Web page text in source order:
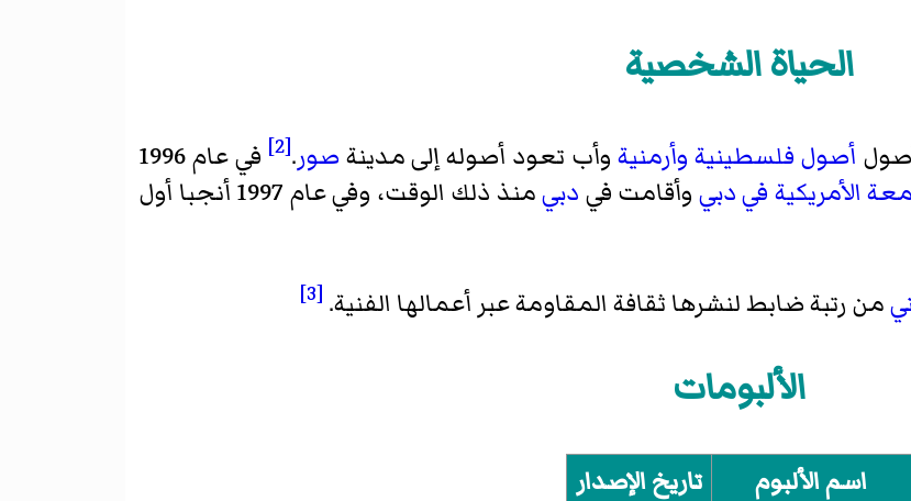
الحياة الشخصية
أصول فلسطينية وأرمنية وأب تعود أصوله إلى مدينة صور.
[2]
في عام 1996
الأمريكية في دبي وأقامت في دبي
منذ ذلك الوقت، وفي عام 1997 أنجبا أول
من رتبة ضابط لنشرها ثقافة المقاومة عبر أعمالها الفنية. [3]
الألبومات
اسم الألبوم
تاريخ الإصدار